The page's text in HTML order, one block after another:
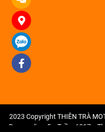
2023 Copyright THIÊN TRÀ
Đang online: 5
Tuần: 6217